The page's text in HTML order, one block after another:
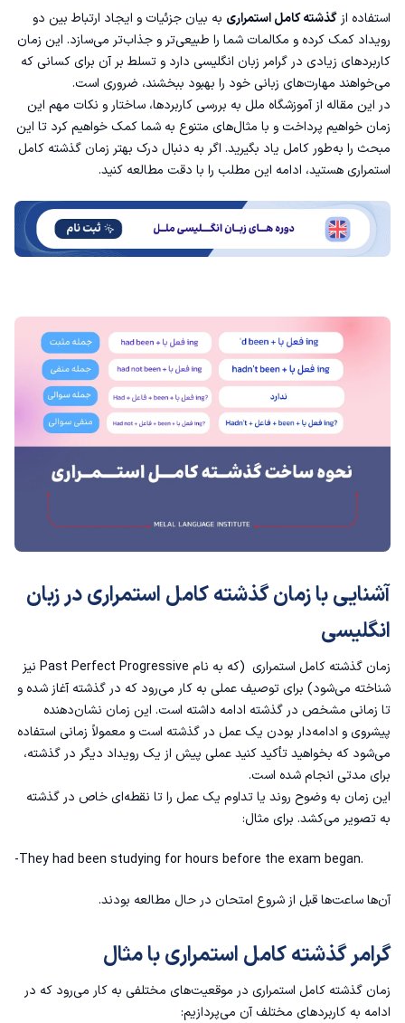
تأکید بر تداوم عمل در گذشته
اشاره به مدت زمان انجام یک عمل
گذشته کامل استمراری با Since و For
گذشته کامل استمراری با When و Before
گذشته کامل استمراری در نقل‌قول‌ها
حالت مخفف گذشته کامل استمراری
سوالی کردن گذشته کامل استمراری در انگلیسی❔
منفی کردن گذشته کامل استمراری در انگلیسی ➖
استثنائات گذشته کامل استمراری
استفاده از گذشته کامل استمراری به بیان جزئیات و ایجاد ارتباط بین دو
رویداد کمک کرده و مکالمات شما را طبیعی‌تر و جذاب‌تر می‌سازد. این زمان
کاربردهای زیادی در گرامر زبان انگلیسی دارد و تسلط بر آن برای کسانی که
می‌خواهند مهارت‌های زبانی خود را بهبود ببخشند، ضروری است.
در این مقاله ازآموزشگاه ملل به بررسی کاربردها، ساختار و نکات مهم این
زمان خواهیم پرداخت و با مثال‌های متنوع به شما کمک خواهیم کرد تا این
مبحث را به‌طور کامل یاد بگیرید. اگر به دنبال درک بهتر زمان گذشته کامل
استمراری هستید، ادامه این مطلب را با دقت مطالعه کنید.
آشنایی با زمان گذشته کامل استمراری در زبان
انگلیسی
زمان گذشته کامل استمراری (که به نام Past Perfect Progressive نیز
شناخته می‌شود) برای توصیف عملی به کار می‌رود که در گذشته آغاز شده و
تا زمانی مشخص در گذشته ادامه داشته است. این زمان نشان‌دهنده
پیشروی و ادامه‌دار بودن یک عمل در گذشته است و معمولاً زمانی استفاده
می‌شود که بخواهید تأکید کنید عملی پیش از یک رویداد دیگر در گذشته،
برای مدتی انجام شده است.
این زمان به وضوح روند یا تداوم یک عمل را تا نقطه‌ای خاص در گذشته
به تصویر می‌کشد. برای مثال:
-They had been studying for hours before the exam began.
آن‌ها ساعت‌ها قبل از شروع امتحان در حال مطالعه بودند.
گرامر گذشته کامل استمراری با مثال
زمان گذشته کامل استمراری در موقعیت‌های مختلفی به کار می‌رود که در
ادامه به کاربردهای مختلف آن می‌پردازیم: